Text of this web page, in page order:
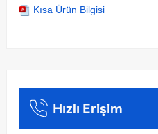
Kısa Ürün Bilgisi
Hızlı Erişim